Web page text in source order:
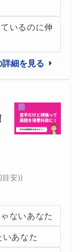
いるのに伸
詳細を見る
目安))
ないあなた
あなた